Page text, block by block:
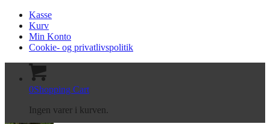
Kasse
Kurv
Min Konto
Cookie- og privatlivspolitik
0Shopping Cart
Ingen varer i kurven.